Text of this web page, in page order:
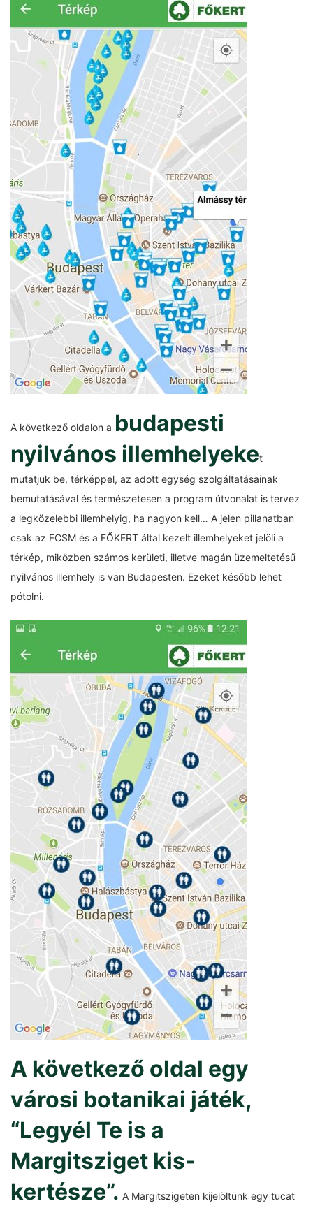
A következő oldalon a budapesti
nyilvános illemhelyeket
mutatjuk be, térképpel, az adott egység szolgáltatásainak
bemutatásával és természetesen a program útvonalat is tervez
a legközelebbi illemhelyig, ha nagyon kell… A jelen pillanatban
csak az FCSM és a FŐKERT által kezelt illemhelyeket jelöli a
térkép, miközben számos kerületi, illetve magán üzemeltetésű
nyilvános illemhely is van Budapesten. Ezeket később lehet
pótolni.
A következő oldal egy
városi botanikai játék,
“Legyél Te is a
Margitsziget kis-
kertésze”. A Margitszigeten kijelöltünk egy tucat